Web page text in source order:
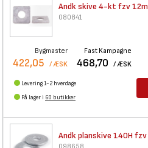
Andk skive 4-kt fzv
080841
Bygmaster
422,05 / ÆSK
Fast Kampagne
468,70 / ÆSK
Levering 1-2 hverdage
På lager i 60 butikker
Andk planskive 140H